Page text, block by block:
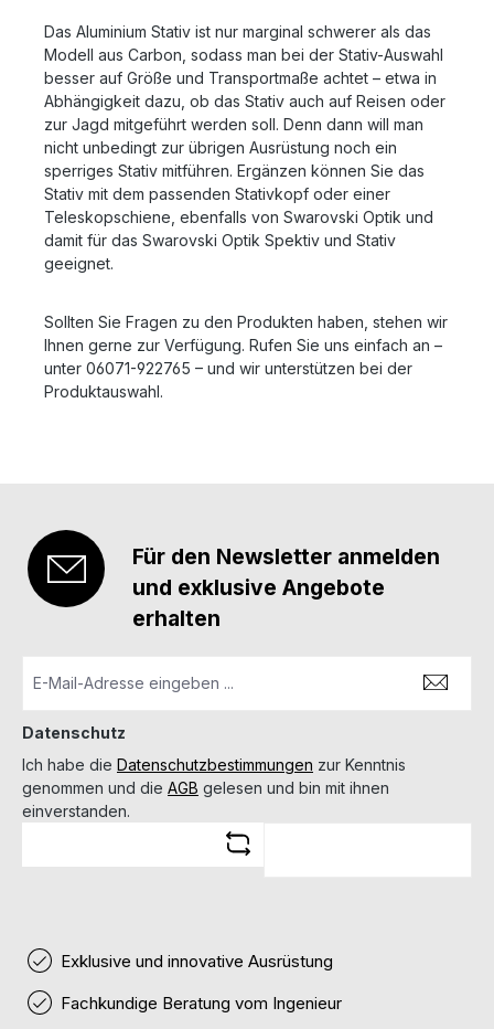
Das Aluminium Stativ ist nur marginal schwerer als das
Modell aus Carbon, sodass man bei der Stativ-Auswahl
besser auf Größe und Transportmaße achtet – etwa in
Abhängigkeit dazu, ob das Stativ auch auf Reisen oder
zur Jagd mitgeführt werden soll. Denn dann will man
nicht unbedingt zur übrigen Ausrüstung noch ein
sperriges Stativ mitführen. Ergänzen können Sie das
Stativ mit dem passenden Stativkopf oder einer
Teleskopschiene, ebenfalls von Swarovski Optik und
damit für das Swarovski Optik Spektiv und Stativ
geeignet.
Sollten Sie Fragen zu den Produkten haben, stehen wir
Ihnen gerne zur Verfügung. Rufen Sie uns einfach an –
unter 06071-922765 – und wir unterstützen bei der
Produktauswahl.
Für den Newsletter anmelden
und exklusive Angebote
erhalten
Datenschutz
Ich habe die Datenschutzbestimmungen zur Kenntnis
genommen und die AGB gelesen und bin mit ihnen
einverstanden.
Exklusive und innovative Ausrüstung
Fachkundige Beratung vom Ingenieur